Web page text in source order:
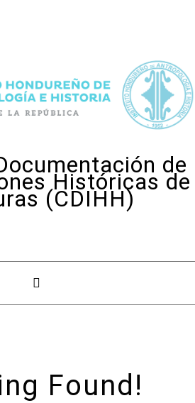
de
Históricas de
(CDIHH)
Found!